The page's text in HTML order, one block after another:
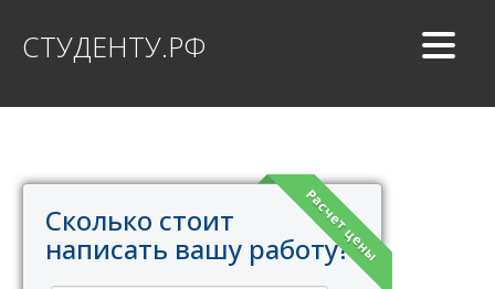
СТУДЕНТУ.РФ
Расчет цены
Сколько стоит
написать вашу работу?